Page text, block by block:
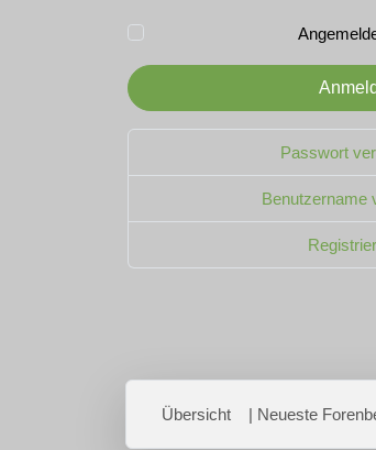
Passwort
Benutzername
Übersicht | Neueste